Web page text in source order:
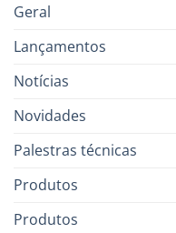
Geral
Lançamentos
Notícias
Novidades
Palestras técnicas
Produtos
Produtos